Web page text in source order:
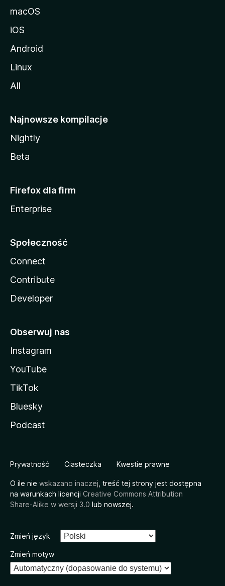
macOS
iOS
Android
Linux
All
Najnowsze kompilacje
Nightly
Beta
Firefox dla firm
Enterprise
Społeczność
Connect
Contribute
Developer
Obserwuj nas
Instagram
YouTube
TikTok
Bluesky
Podcast
Prywatność Ciasteczka Kwestie prawne
O ile nie wskazano inaczej , treść tej strony jest dostępna
na warunkach licencji Creative Commons Attribution
Share-Alike w wersji 3.0 lub nowszej.
Zmień język
Zmień motyw